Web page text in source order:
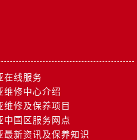
在线服务
维修中心介绍
维修及保养项目
中国区服务网点
最新资讯及保养知识